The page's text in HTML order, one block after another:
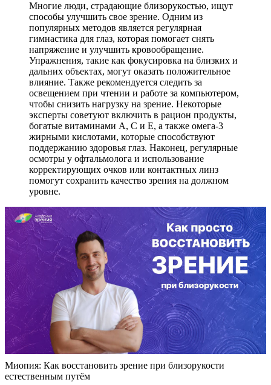
Многие люди, страдающие близорукостью, ищут
способы улучшить свое зрение. Одним из
популярных методов является регулярная
гимнастика для глаз, которая помогает снять
напряжение и улучшить кровообращение.
Упражнения, такие как фокусировка на близких и
дальних объектах, могут оказать положительное
влияние. Также рекомендуется следить за
освещением при чтении и работе за компьютером,
чтобы снизить нагрузку на зрение. Некоторые
эксперты советуют включить в рацион продукты,
богатые витаминами A, C и E, а также омега-3
жирными кислотами, которые способствуют
поддержанию здоровья глаз. Наконец, регулярные
осмотры у офтальмолога и использование
корректирующих очков или контактных линз
помогут сохранить качество зрения на должном
уровне.
Миопия: Как восстановить зрение при близорукости
естественным путём